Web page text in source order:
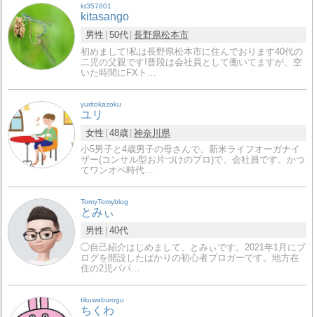
kt357801
kitasango
男性 50代 長野県松本市
初めまして!私は長野県松本市に住んでおります40代の
二児の父親です!普段は会社員として働いてますが、空
いた時間にFXト…
yuritokazoku
ユリ
女性 48歳 神奈川県
小5男子と4歳男子の母さんで、新米ライフオーガナイ
ザー(コンサル型お片づけのプロ)で、会社員です。かつ
てワンオペ時代…
TomyTomyblog
とみぃ
男性 40代
◯自己紹介はじめまして、とみぃです。2021年1月にブ
ログを開設したばかりの初心者ブロガーです。地方在
住の2児パパ…
tikuwaburogu
ちくわ